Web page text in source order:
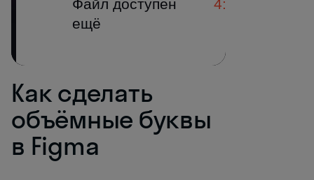
Как сделать
объёмные буквы
в Figma